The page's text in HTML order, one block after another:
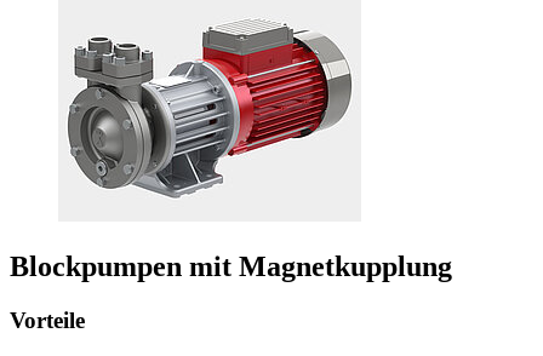
Blockpumpen mit Magnetkupplung
Vorteile